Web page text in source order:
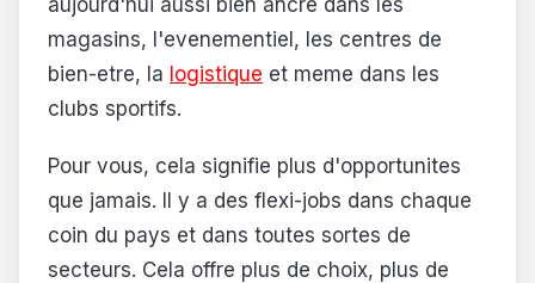
magasins, l'evenementiel, les centres de
bien-etre, la logistique et meme dans les
clubs sportifs.
Pour vous, cela signifie plus d'opportunites
que jamais. Il y a des flexi-jobs dans chaque
coin du pays et dans toutes sortes de
secteurs. Cela offre plus de choix, plus de